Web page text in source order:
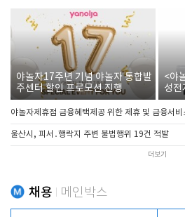
야놀자17주년 기념 야놀자 통합발
주센터 할인 프로모션 진행
<야
성전
야놀자제휴점 금융혜택제공 위한 제휴 및 금융서비
울산시, 피서․행락지 주변 불법행위 19건 적발
더보기
채용 메인박스